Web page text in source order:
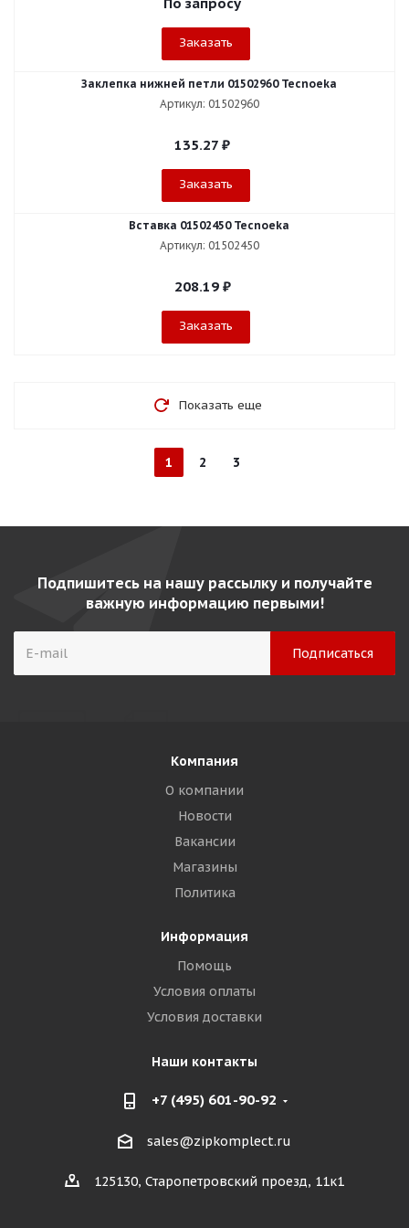
Заказать
Заклепка нижней петли 01502960 Tecnoeka
Артикул: 01502960
135.27 ₽
Заказать
Вставка 01502450 Tecnoeka
Артикул: 01502450
208.19₽
Заказать
Показать еще
1 2 3
Подпишитесь на нашу рассылку и получайте
важную информацию первыми!
Компания
О компании
Новости
Вакансии
Магазины
Политика
Информация
Помощь
Условия оплаты
Условия доставки
Наши контакты
+7 (495) 601-90-92
sales@zipkomplect.ru
125130, Старопетровский проезд, 11к1